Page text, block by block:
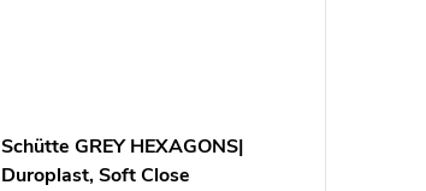
Schütte GREY HEXAGONS|
Duroplast, Soft Close